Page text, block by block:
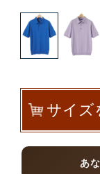
サイズ
あ